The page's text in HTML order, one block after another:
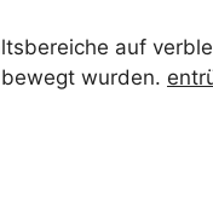
auf
wurden.